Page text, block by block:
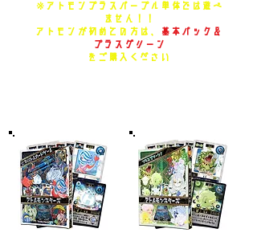
※アトモンプラスパープル単体では遊べ
ません！！
アトモンが初めての方は、
基本パック＆
プラスグリーン
をご購入ください